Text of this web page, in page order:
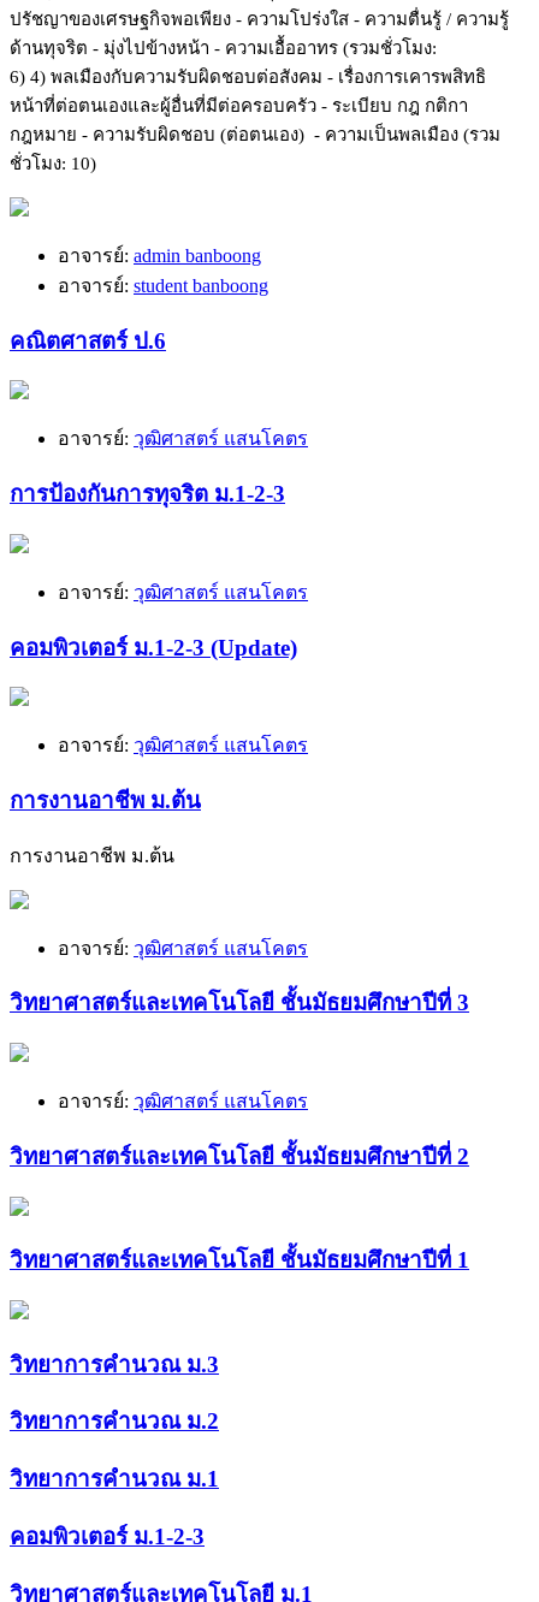
ปรัชญาของเศรษฐกิจพอเพียง - ความโปร่งใส - ความตื่นรู้ / ความรู้
ด้านทุจริต - มุ่งไปข้างหน้า - ความเอื้ออาทร (รวมชั่วโมง:
6) 4) พลเมืองกับความรับผิดชอบต่อสังคม - เรื่องการเคารพสิทธิ
หน้าที่ต่อตนเองและผู้อื่นที่มีต่อครอบครัว - ระเบียบ กฎ กติกา
กฎหมาย - ความรับผิดชอบ (ต่อตนเอง) - ความเป็นพลเมือง (รวม
ชั่วโมง: 10)
อาจารย์: admin banboong
อาจารย์: student banboong
คณิตศาสตร์ ป.6
อาจารย์: วุฒิศาสตร์ แสนโคตร
การป้องกันการทุจริต ม.1-2-3
อาจารย์: วุฒิศาสตร์ แสนโคตร
คอมพิวเตอร์ ม.1-2-3 (Update)
อาจารย์: วุฒิศาสตร์ แสนโคตร
การงานอาชีพ ม.ต้น
การงานอาชีพ ม.ต้น
อาจารย์: วุฒิศาสตร์ แสนโคตร
วิทยาศาสตร์และเทคโนโลยี ชั้นมัธยมศึกษาปีที่ 3
อาจารย์: วุฒิศาสตร์ แสนโคตร
วิทยาศาสตร์และเทคโนโลยี ชั้นมัธยมศึกษาปีที่ 2
วิทยาศาสตร์และเทคโนโลยี ชั้นมัธยมศึกษาปีที่ 1
วิทยาการคำนวณ ม.3
วิทยาการคำนวณ ม.2
วิทยาการคำนวณ ม.1
คอมพิวเตอร์ ม.1-2-3
วิทยาศาสตร์และเทคโนโลยี ม.1